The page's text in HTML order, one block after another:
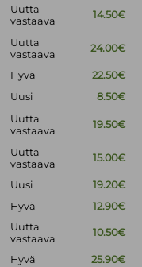
Uutta
vastaava
14.50€
Uutta
vastaava
24.00€
Hyvä
22.50€
Uusi
8.50€
Uutta
vastaava
19.50€
Uutta
vastaava
15.00€
Uusi
19.20€
Hyvä 12.90€
Uutta
vastaava
10.50€
Hyvä 25.90€